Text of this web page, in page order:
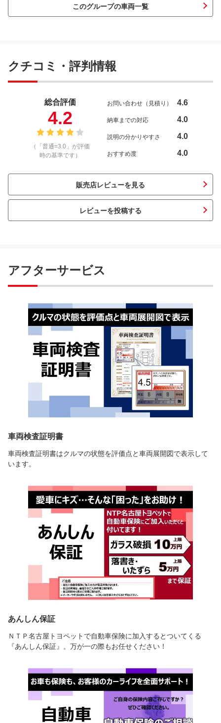
このグループの車両一覧
クチコミ・評判情報
総合評価
4.2
（「普通=3.0」が評価
時の基準です）
お問い合わせ（見積り） 4.6
納車までの対応 4.0
説明の分かりやすさ 4.0
おすすめ度 4.0
販売店レビューを見る
レビューを投稿する
アフターサービス
車両検査証明書
車両検査証明書はクルマの状態を評価点と車両展開図で表示して
います。
あんしん保証
ＮＴＰ名古屋トヨペットで自動車保険に加入するとついてくる
『あんしん保証』。万が一の際もお任せください！